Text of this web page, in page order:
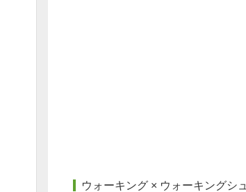
ウォーキング × ウォーキングシュ